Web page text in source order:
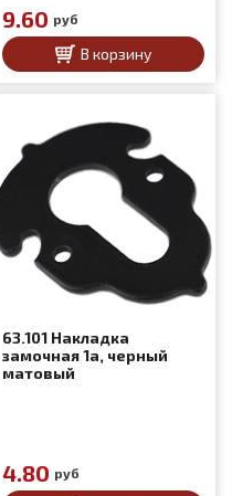
штамп (15.043)
9.60 руб
В корзину
63.101 Накладка
замочная 1а, черный
матовый
4.80 руб